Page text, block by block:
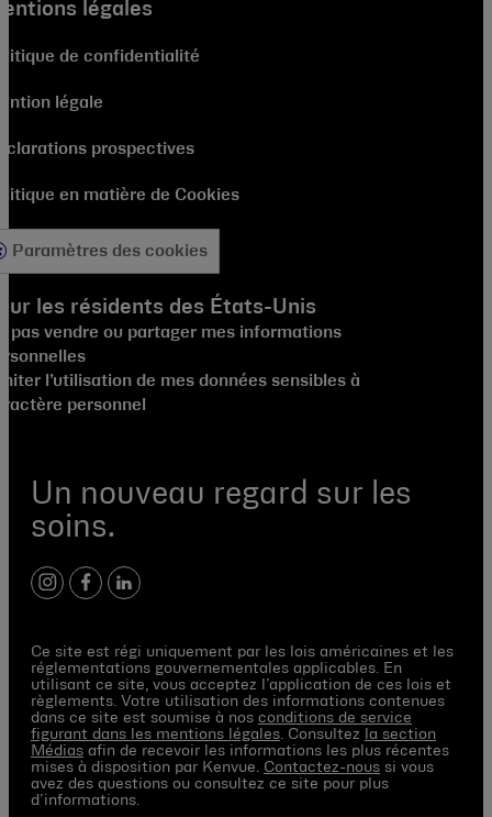
Un nouveau regard sur les
soins.
instagram
facebook
linkedin
légales
de confidentialité
légale
prospectives
en matière de Cookies
Paramètres des cookies
les résidents des États-Unis
pas vendre ou partager mes informations
l’utilisation de mes données sensibles à
personnel
Ce site est régi uniquement par les lois américaines et les
réglementations gouvernementales applicables. En
utilisant ce site, vous acceptez l’application de ces lois et
règlements. Votre utilisation des informations contenues
dans ce site est soumise à nos conditions de service
figurant dans les mentions légales . Consultez
la section
Médias afin de recevoir les informations les plus récentes
mises à disposition par Kenvue. Contactez-nous si vous
avez des questions ou consultez ce site pour plus
d’informations.